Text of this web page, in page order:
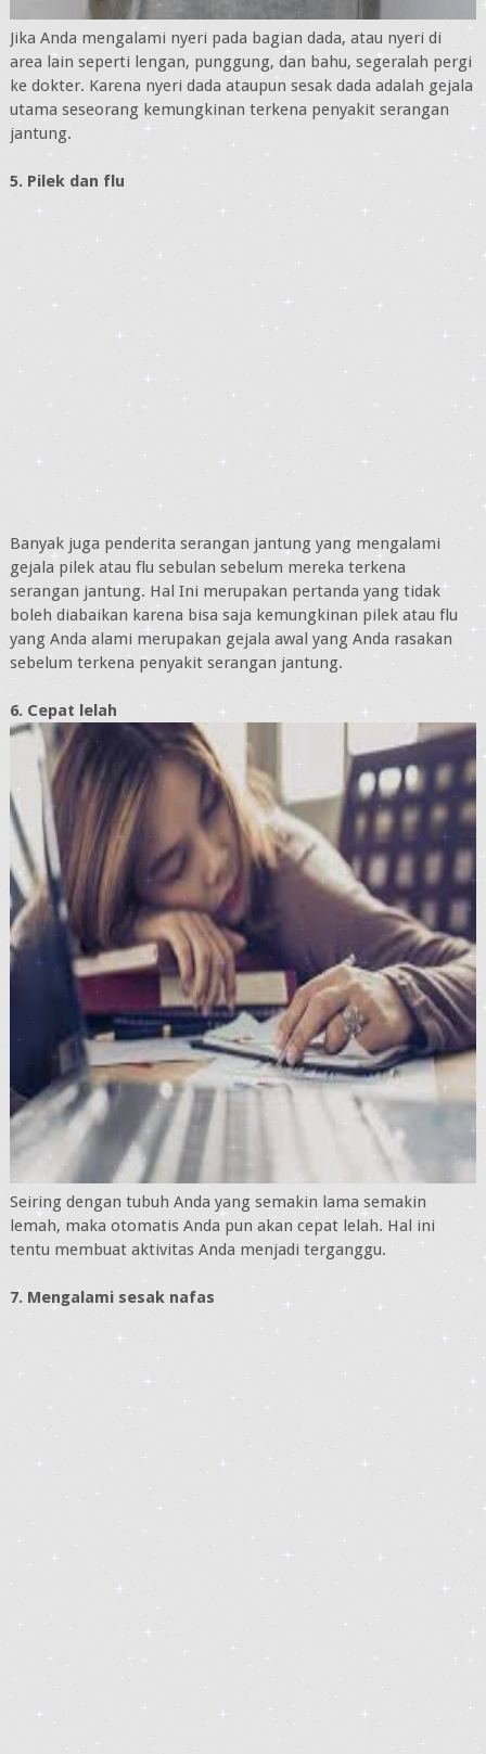
Jika Anda mengalami nyeri pada bagian dada, atau nyeri di
area lain seperti lengan, punggung, dan bahu, segeralah pergi
ke dokter. Karena nyeri dada ataupun sesak dada adalah gejala
utama seseorang kemungkinan terkena penyakit serangan
jantung.
5. Pilek dan flu
Banyak juga penderita serangan jantung yang mengalami
gejala pilek atau flu sebulan sebelum mereka terkena
serangan jantung. Hal Ini merupakan pertanda yang tidak
boleh diabaikan karena bisa saja kemungkinan pilek atau flu
yang Anda alami merupakan gejala awal yang Anda rasakan
sebelum terkena penyakit serangan jantung.
6. Cepat lelah
Seiring dengan tubuh Anda yang semakin lama semakin
lemah, maka otomatis Anda pun akan cepat lelah. Hal ini
tentu membuat aktivitas Anda menjadi terganggu.
7. Mengalami sesak nafas